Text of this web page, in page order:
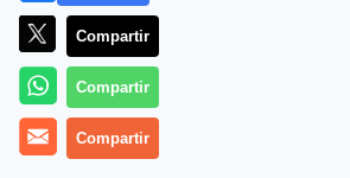
(Jesús Bastante).- Abrazos,
silencio, emoción contenida. Nunca
Compartir
Compartir
Compartir